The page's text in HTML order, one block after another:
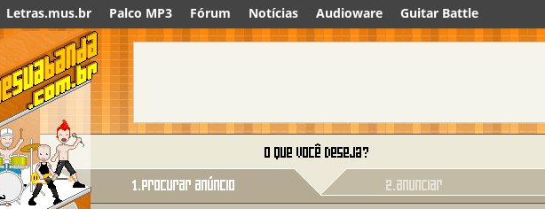
Letras.mus.br Palco MP3 Fórum Notícias Audioware Guitar Battle